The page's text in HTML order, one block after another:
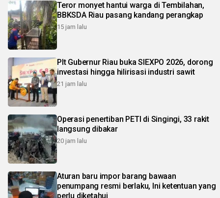
Teror monyet hantui warga di Tembilahan,
BBKSDA Riau pasang kandang perangkap
15 jam lalu
Plt Gubernur Riau buka SIEXPO 2026, dorong
investasi hingga hilirisasi industri sawit
21 jam lalu
Operasi penertiban PETI di Singingi, 33 rakit
langsung dibakar
20 jam lalu
Aturan baru impor barang bawaan
penumpang resmi berlaku, Ini ketentuan yang
perlu diketahui